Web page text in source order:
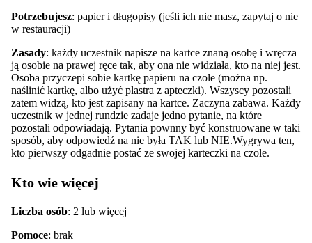
Potrzebujesz: papier i długopisy (jeśli ich nie masz, zapytaj o nie
w restauracji)
Zasady: każdy uczestnik napisze na kartce znaną osobę i wręcza
ją osobie na prawej ręce tak, aby ona nie widziała, kto na niej jest.
Osoba przyczepi sobie kartkę papieru na czole (można np.
naślinić kartkę, albo użyć plastra z apteczki). Wszyscy pozostali
zatem widzą, kto jest zapisany na kartce. Zaczyna zabawa. Każdy
uczestnik w jednej rundzie zadaje jedno pytanie, na które
pozostali odpowiadają. Pytania pownny być konstruowane w taki
sposób, aby odpowiedź na nie była TAK lub NIE.Wygrywa ten,
kto pierwszy odgadnie postać ze swojej karteczki na czole.
Kto wie więcej
Liczba osób: 2 lub więcej
Pomoce: brak